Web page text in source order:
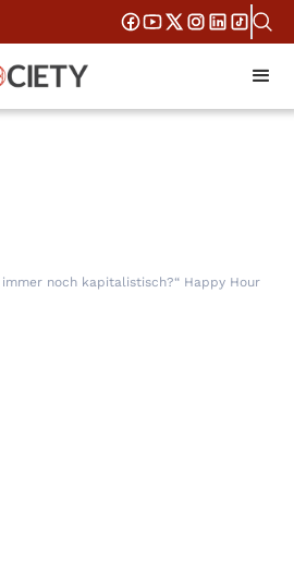
immer noch kapitalistisch?“ Happy Hour
‚Woke'-
immer